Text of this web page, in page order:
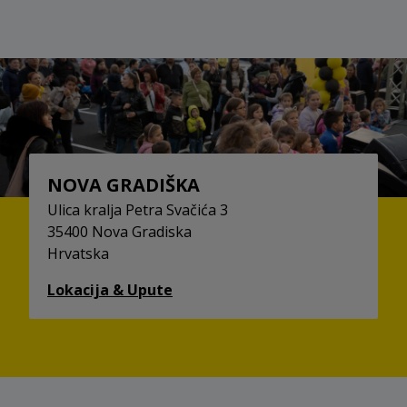
NOVA GRADIŠKA
Ulica kralja Petra Svačića 3
35400 Nova Gradiska
Hrvatska
Lokacija & Upute